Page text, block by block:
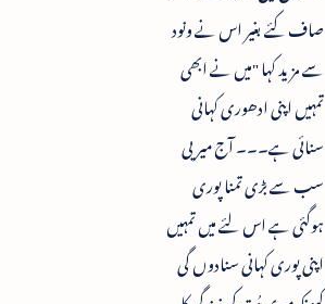
صاف کئے بغیر اس نے ونود
سے مزید کہا "میں نے ابھی
تمہیں اپنی ادھوری کہانی
سنائی ہے۔۔۔ آج میریی
سب سے بڑی تمنا پوری
ہوگئی ہے اس لئے میں تمہیں
اپنی پوری کہانی سنادوں گی